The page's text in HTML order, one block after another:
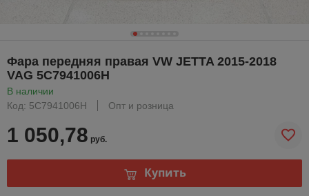
Фара передняя правая VW JETTA 2015-2018
VAG 5C7941006H
В наличии
Код: 5C7941006H
Опт и розница
1 050,78 руб.
Купить